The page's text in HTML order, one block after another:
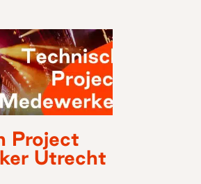
Project
Project
Utrecht